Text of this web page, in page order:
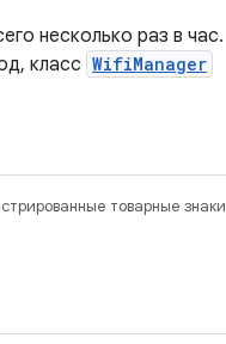
несколько раз в час.
класс WifiManager
товарные знаки